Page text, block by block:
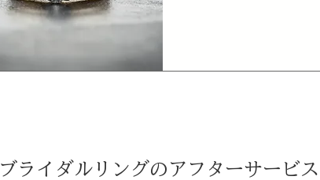
ブライダルリングのアフターサービス